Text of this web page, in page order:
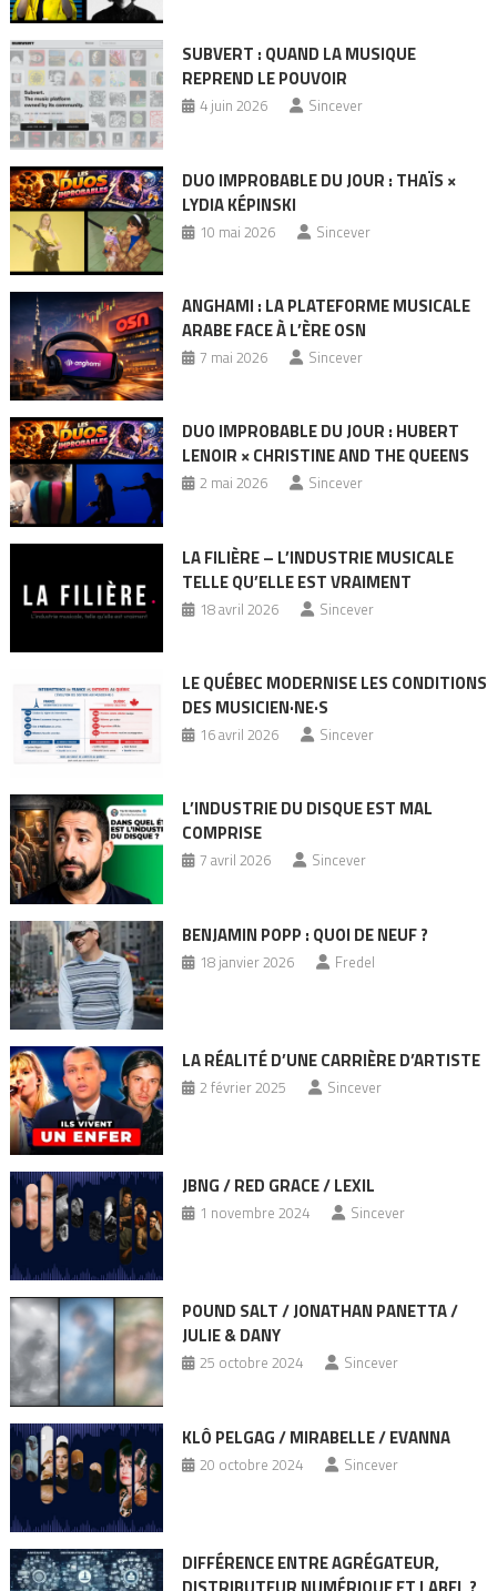
SUBVERT : QUAND LA MUSIQUE
REPREND LE POUVOIR
4 juin 2026 Sincever
DUO IMPROBABLE DU JOUR : THAÏS ×
LYDIA KÉPINSKI
10 mai 2026 Sincever
ANGHAMI : LA PLATEFORME MUSICALE
ARABE FACE À L’ÈRE OSN
7 mai 2026 Sincever
DUO IMPROBABLE DU JOUR : HUBERT
LENOIR × CHRISTINE AND THE QUEENS
2 mai 2026 Sincever
LA FILIÈRE – L’INDUSTRIE MUSICALE
TELLE QU’ELLE EST VRAIMENT
18 avril 2026 Sincever
LE QUÉBEC MODERNISE LES CONDITIONS
DES MUSICIEN·NE·S
16 avril 2026 Sincever
L’INDUSTRIE DU DISQUE EST MAL
COMPRISE
7 avril 2026 Sincever
BENJAMIN POPP : QUOI DE NEUF ?
18 janvier 2026 Fredel
LA RÉALITÉ D’UNE CARRIÈRE D’ARTISTE
2 février 2025 Sincever
JBNG / RED GRACE / LEXIL
1 novembre 2024 Sincever
POUND SALT / JONATHAN PANETTA /
JULIE & DANY
25 octobre 2024 Sincever
KLÔ PELGAG / MIRABELLE / EVANNA
20 octobre 2024 Sincever
DIFFÉRENCE ENTRE AGRÉGATEUR,